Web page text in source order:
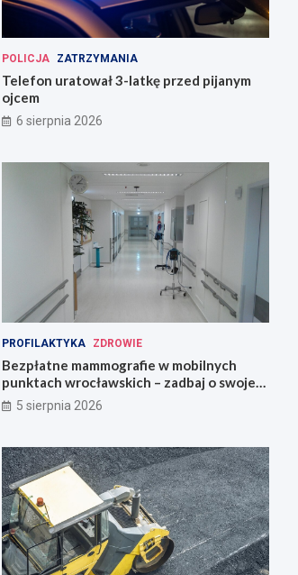
POLICJA ZATRZYMANIA
Telefon uratował 3-latkę przed pijanym
ojcem
6 sierpnia 2026
PROFILAKTYKA ZDROWIE
Bezpłatne mammografie w mobilnych
punktach wrocławskich – zadbaj o swoje
zdrowie!
5 sierpnia 2026